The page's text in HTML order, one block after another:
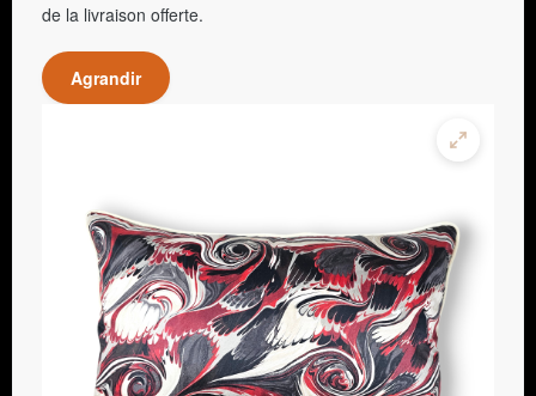
de la livraison offerte.
Agrandir